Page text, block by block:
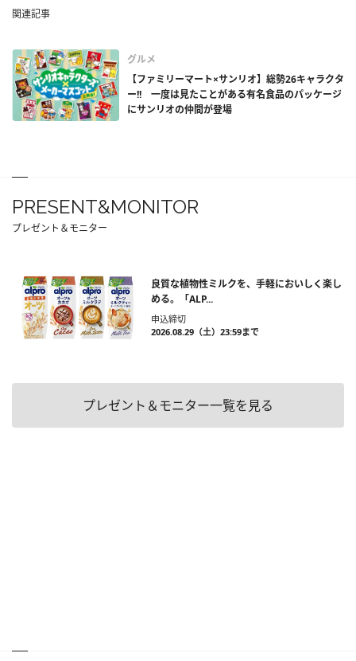
関連記事
グルメ
【ファミリーマート×サンリオ】総勢26キャラクタ
ー!! 一度は見たことがある有名食品のパッケージ
にサンリオの仲間が登場
PRESENT&MONITOR
プレゼント＆モニター
良質な植物性ミルクを、手軽においしく楽し
める。「ALP...
申込締切
2026.08.29（土）23:59まで
プレゼント＆モニター一覧を見る